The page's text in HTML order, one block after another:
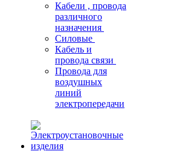
Кабели , провода
различного
назначения
Силовые
Кабель и
провода связи
Провода для
воздушных
линий
электропередачи